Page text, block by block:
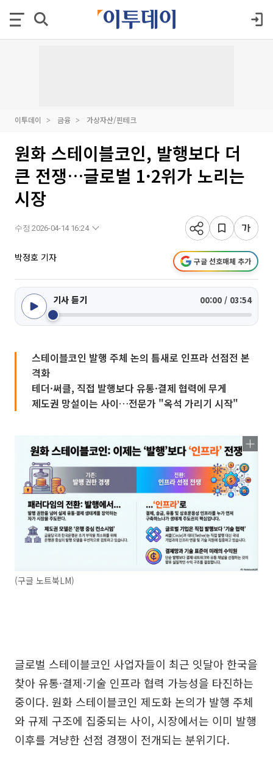
이투데이 금융 가상자산/핀테크
원화 스테이블코인, 발행보다 더
큰 전쟁…글로벌 1·2위가 노리는
시장
수정 2026-04-14 16:24
박정호 기자 구글 선호매체 추가
기사 듣기 00:00 / 03:54
스테이블코인 발행 주체 논의 틈새로 인프라 선점전 본
격화
테더·써클, 직접 발행보다 유통·결제 협력에 무게
제도권 망설이는 사이…전문가 "옥석 가리기 시작"
(구글 노트북LM)
글로벌 스테이블코인 사업자들이 최근 잇달아 한국을
찾아 유통·결제·기술 인프라 협력 가능성을 타진하는
중이다. 원화 스테이블코인 제도화 논의가 발행 주체
와 규제 구조에 집중되는 사이, 시장에서는 이미 발행
이후를 겨냥한 선점 경쟁이 전개되는 분위기다.